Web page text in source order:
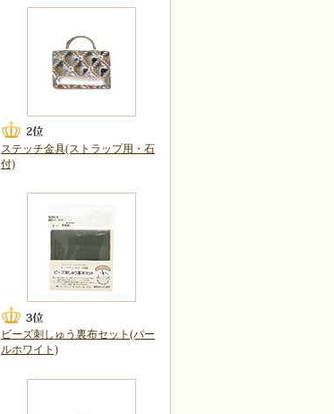
ステッチ金具(ストラップ用・石
付)
ビーズ刺しゅう裏布セット(パー
ルホワイト)